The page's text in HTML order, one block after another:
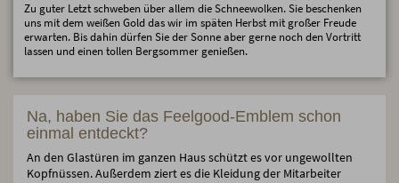
Zu guter Letzt schweben über allem die Schneewolken. Sie beschenken
uns mit dem weißen Gold das wir im späten Herbst mit großer Freude
erwarten. Bis dahin dürfen Sie der Sonne aber gerne noch den Vortritt
lassen und einen tollen Bergsommer genießen.
Na, haben Sie das Feelgood-Emblem schon
einmal entdeckt?
An den Glastüren im ganzen Haus schützt es vor ungewollten
Kopfnüssen. Außerdem ziert es die Kleidung der Mitarbeiter